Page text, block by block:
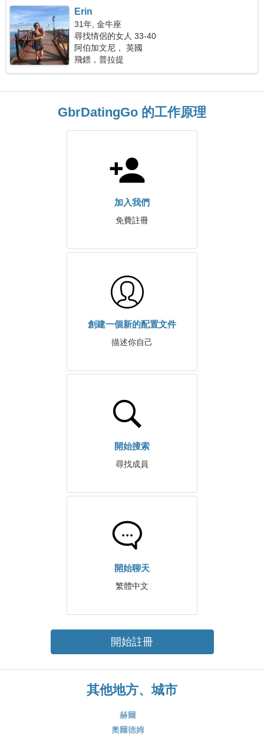
Erin
31年, 金牛座
尋找情侶的女人 33-40
阿伯加文尼， 英國
飛鏢，普拉提
GbrDatingGo 的工作原理
加入我們
免費註冊
創建一個新的配置文件
描述你自己
開始搜索
尋找成員
開始聊天
繁體中文
開始註冊
其他地方、城市
赫爾
奧爾德姆